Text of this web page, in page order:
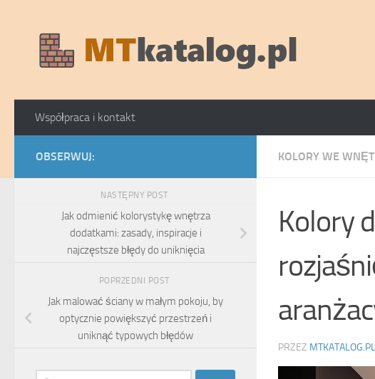
Współpraca i kontakt
KOLORY WE
Kolory
PRZEZ MTKATALOG.PL
OBSERWUJ:
NASTĘPNY POST
Jak odmienić kolorystykę wnętrza
dodatkami: zasady, inspiracje i
najczęstsze błędy do uniknięcia
POPRZEDNI POST
Jak malować ściany w małym pokoju, by
optycznie powiększyć przestrzeń i
uniknąć typowych błędów